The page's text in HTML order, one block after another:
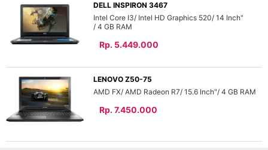
DELL INSPIRON 3467
Intel Core I3 Intel HD Graphics 520 14 Inch"
4 GB
Rp. 5.449.000
LENOVO Z50-75
AMD FX AMD Radeon R7 15.6 Inch" 4 GB
Rp. 7.450.000